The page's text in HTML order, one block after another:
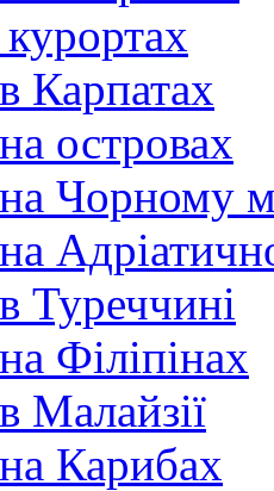
Карпатах
островах
Чорному
Туреччині
Філіпінах
Малайзії
Карибах